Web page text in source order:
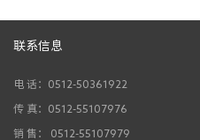
联系信息
电 话：0512-50361922
传 真：0512-55107976
销 售： 0512-55107979